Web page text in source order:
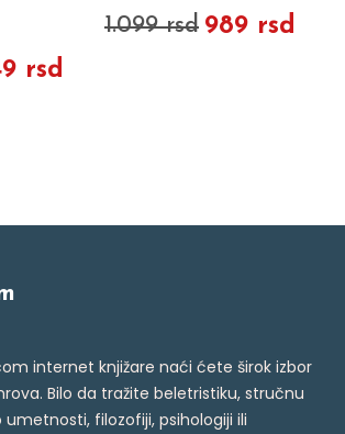
rsd
1.099 rsd 989 rsd
internet knjižare naći ćete širok izbor
Bilo da tražite beletristiku, stručnu
filozofiji, psihologiji ili